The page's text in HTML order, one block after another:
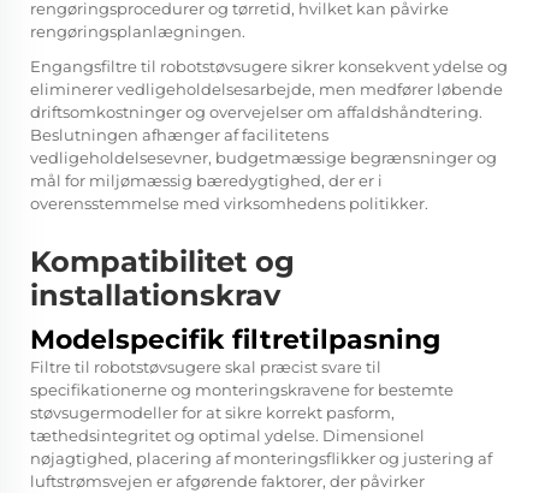
rengøringsprocedurer og tørretid, hvilket kan påvirke
rengøringsplanlægningen.
Engangsfiltre til robotstøvsugere sikrer konsekvent ydelse og
eliminerer vedligeholdelsesarbejde, men medfører løbende
driftsomkostninger og overvejelser om affaldshåndtering.
Beslutningen afhænger af facilitetens
vedligeholdelsesevner, budgetmæssige begrænsninger og
mål for miljømæssig bæredygtighed, der er i
overensstemmelse med virksomhedens politikker.
Kompatibilitet og
installationskrav
Modelspecifik filtretilpasning
Filtre til robotstøvsugere skal præcist svare til
specifikationerne og monteringskravene for bestemte
støvsugermodeller for at sikre korrekt pasform,
tæthedsintegritet og optimal ydelse. Dimensionel
nøjagtighed, placering af monteringsflikker og justering af
luftstrømsvejen er afgørende faktorer, der påvirker